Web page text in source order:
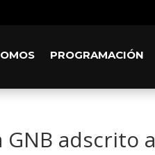
PROGRAMACIÓN
adscrito a